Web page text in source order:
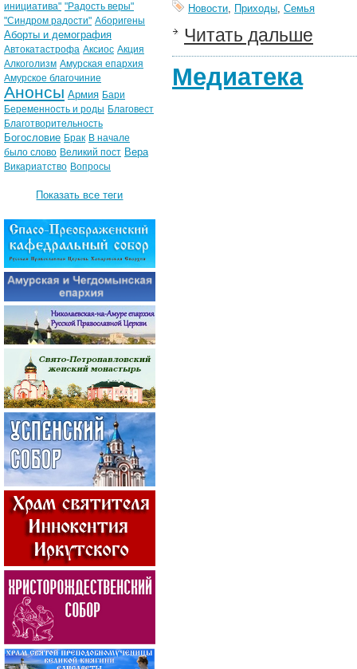
Новости, Приходы, Семья
Читать дальше
Медиатека
инициатива" "Радость веры"
"Синдром радости" Аборигены
Аборты и демография
Автокатастрофа Аксиос Акция
Алкоголизм Амурская епархия
Амурское благочиние
Анонсы Армия Бари
Беременность и роды Благовест
Благотворительность
Богословие Брак В начале
было слово Великий пост Вера
Викариатство Вопросы
Показать все теги